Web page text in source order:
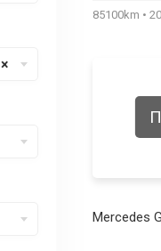
×
85100km
Mercedes